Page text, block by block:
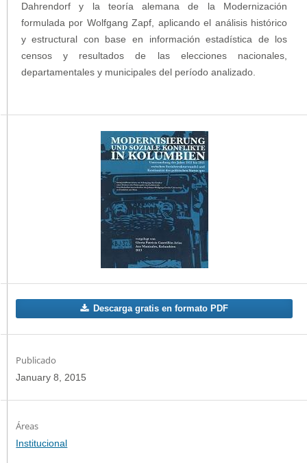
Dahrendorf y la teoría alemana de la Modernización
formulada por Wolfgang Zapf, aplicando el análisis histórico
y estructural con base en información estadística de los
censos y resultados de las elecciones nacionales,
departamentales y municipales del período analizado.
Descarga gratis en formato PDF
Publicado
January 8, 2015
Institucional